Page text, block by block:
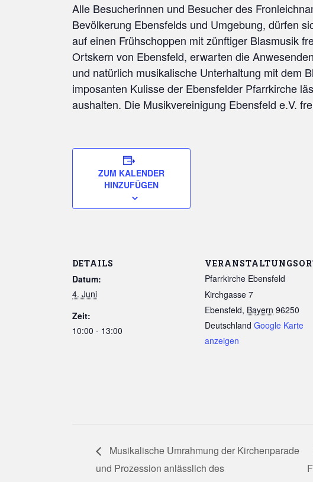
Alle Besucherinnen und Besucher des
Bevölkerung Ebensfelds und Umgebung, dürfen
auf einen Frühschoppen mit zünftiger Blasmusik
Ortskern von Ebensfeld, erwarten die
und natürlich musikalische Unterhaltung mit dem
imposanten Kulisse der Ebensfelder Pfarrkirche
aushalten. Die Musikvereinigung Ebensfeld e.V.
ZUM KALENDER
HINZUFÜGEN
DETAILS
Datum:
4. Juni
Zeit:
10:00 - 13:00
Pfarrkirche Ebensfeld
Kirchgasse 7
Ebensfeld, Bayern 96250
Deutschland Google Karte
anzeigen
Musikalische Umrahmung der Kirchenparade
und Prozession anlässlich des